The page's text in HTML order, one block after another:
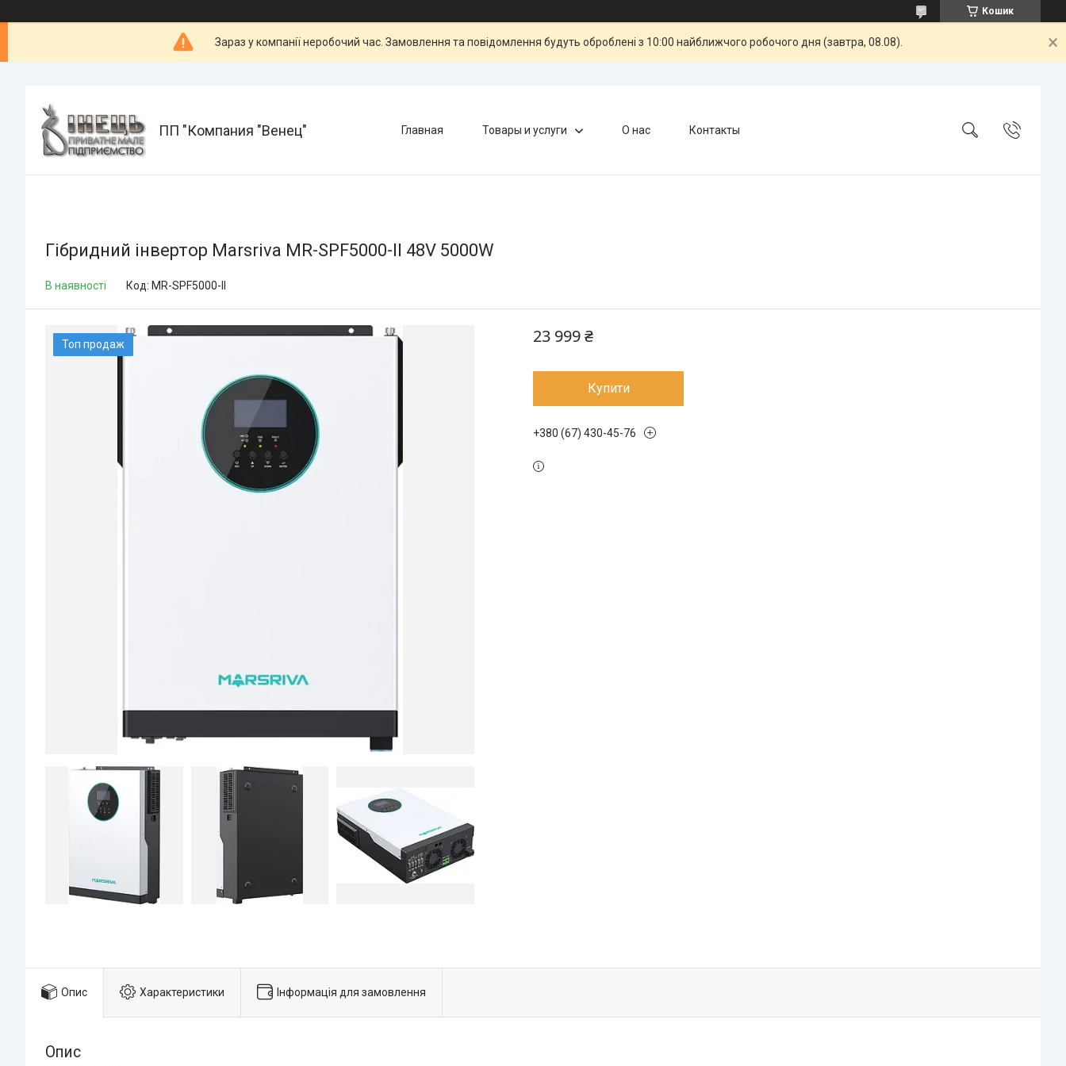
Кошик
Зараз у компанії неробочий час. Замовлення та повідомлення будуть оброблені з 10:00 найближчого робочого дня (завтра, 08.08).
ПП "Компания "Венец" Главная Товары и услуги О нас Контакты
Гібридний інвертор Marsriva MR-SPF5000-II 48V 5000W
В наявності Код: MR-SPF5000-II
Топ продаж 23 999 ₴
Купити
+380 (67) 430-45-76
Опис Характеристики Інформація для замовлення
Опис